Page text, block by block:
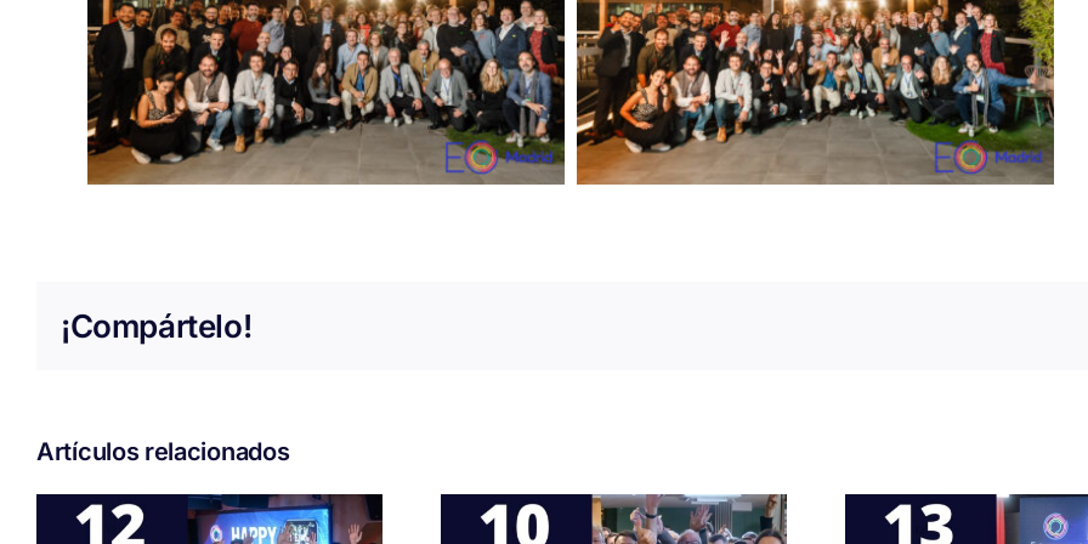
¡Compártelo!
Artículos relacionados